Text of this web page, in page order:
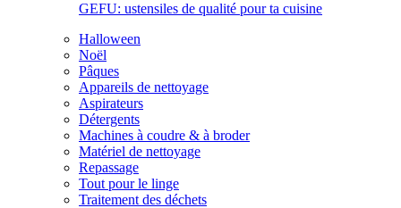
GEFU: ustensiles de qualité pour ta cuisine
Halloween
Noël
Pâques
Appareils de nettoyage
Aspirateurs
Détergents
Machines à coudre & à broder
Matériel de nettoyage
Repassage
Tout pour le linge
Traitement des déchets